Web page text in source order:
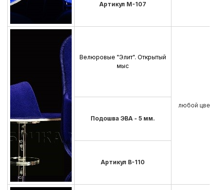
Артикул М-107
Велюровые "Элит". Открытый
мыс
любой цвет
Подошва ЭВА - 5 мм.
Артикул В-110